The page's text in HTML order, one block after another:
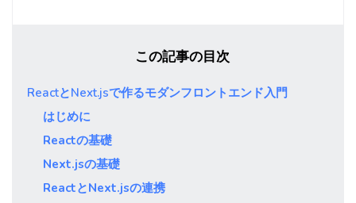
この記事の目次
ReactとNext.jsで作るモダンフロントエンド入門
はじめに
Reactの基礎
Next.jsの基礎
ReactとNext.jsの連携